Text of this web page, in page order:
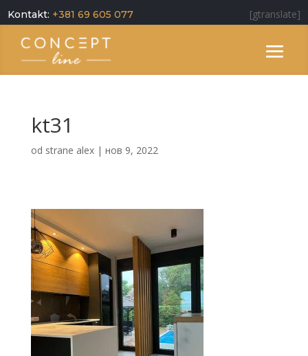
Kontakt: +381 69 605 077 [gtranslate]
kt31
od strane alex| нов 9, 2022